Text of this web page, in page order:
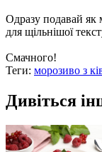
Одразу подавай як
для щільнішої
Смачного!
Теги: морозиво з
Дивіться